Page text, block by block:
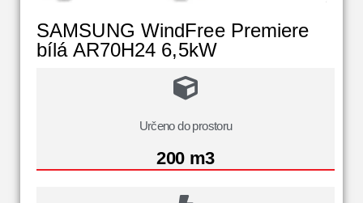
SAMSUNG WindFree Premiere
bílá AR70H24 6,5kW
Určeno do prostoru
200 m3